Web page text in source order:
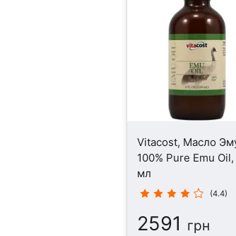
Vitacost, Масло
100% Pure Emu Oil,
мл
(4.4)
2591 грн